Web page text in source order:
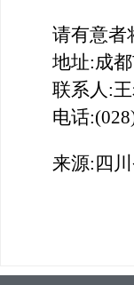
请有意者
地址:成
联系人:
电话
来源:四